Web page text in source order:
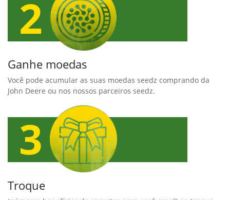
Ganhe moedas
Você pode acumular as suas moedas seedz comprando da
John Deere ou nos nossos parceiros seedz.
Troque